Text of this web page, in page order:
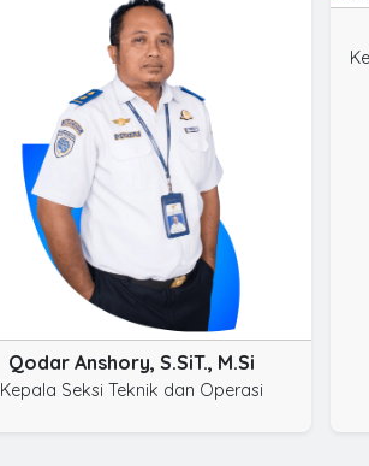
Qodar Anshory, S.SiT., M.Si
Kepala Seksi Teknik dan Operasi